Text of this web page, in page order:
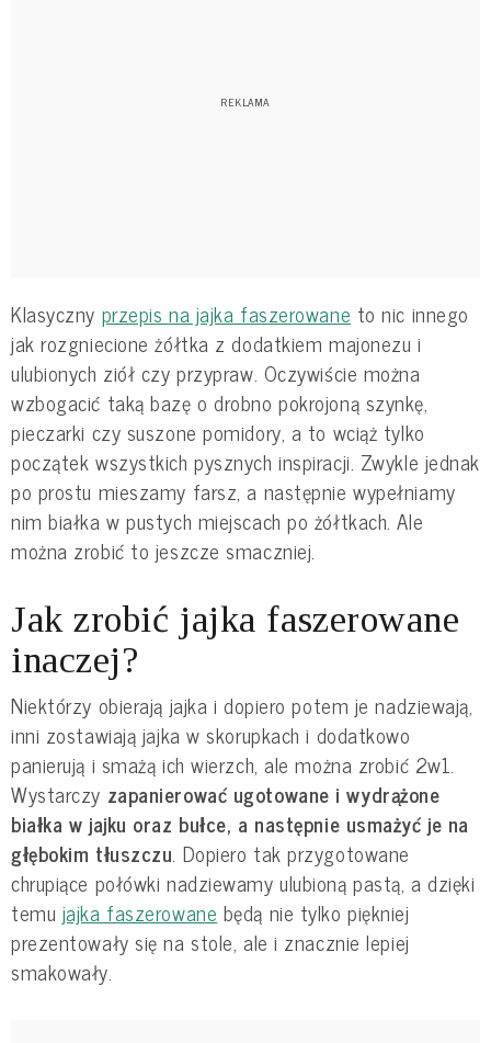
Klasyczny przepis na jajka faszerowane to nic innego
jak rozgniecione żółtka z dodatkiem majonezu i
ulubionych ziół czy przypraw. Oczywiście można
wzbogacić taką bazę o drobno pokrojoną szynkę,
pieczarki czy suszone pomidory, a to wciąż tylko
początek wszystkich pysznych inspiracji. Zwykle jednak
po prostu mieszamy farsz, a następnie wypełniamy
nim białka w pustych miejscach po żółtkach. Ale
można zrobić to jeszcze smaczniej.
Jak zrobić jajka faszerowane
inaczej?
Niektórzy obierają jajka i dopiero potem je nadziewają,
inni zostawiają jajka w skorupkach i dodatkowo
panierują i smażą ich wierzch, ale można zrobić 2w1.
Wystarczy zapanierować ugotowane i wydrążone
białka w jajku oraz bułce, a następnie usmażyć je na
głębokim tłuszczu. Dopiero tak przygotowane
chrupiące połówki nadziewamy ulubioną pastą, a dzięki
temu jajka faszerowane będą nie tylko piękniej
prezentowały się na stole, ale i znacznie lepiej
smakowały.